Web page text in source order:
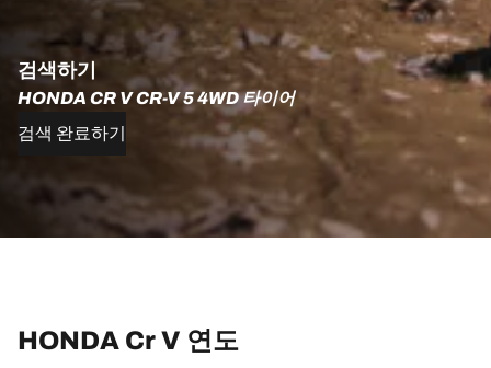
검색하기
HONDA CR V CR-V 5 4WD 타이어
검색 완료하기
HONDA Cr V 연도